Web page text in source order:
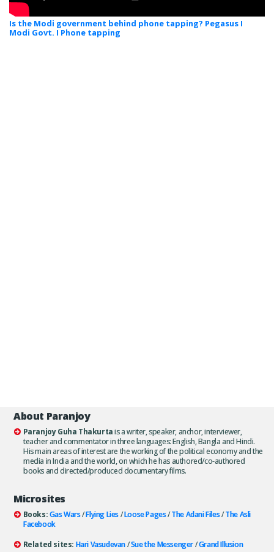
Is the Modi government behind phone tapping? Pegasus I
Modi Govt. I Phone tapping
About Paranjoy
Paranjoy Guha Thakurtais a writer, speaker, anchor, interviewer,
teacher and commentator in three languages: English, Bangla and Hindi.
His main areas of interest are the working of the political economy and the
media in India and the world, on which he has authored/co-authored
books and directed/produced documentary films.
Microsites
Books:Gas Wars/Flying Lies/Loose Pages/The Adani Files/The Asli
Facebook
Related sites: Hari Vasudevan/Sue the Messenger/Grand Illusion